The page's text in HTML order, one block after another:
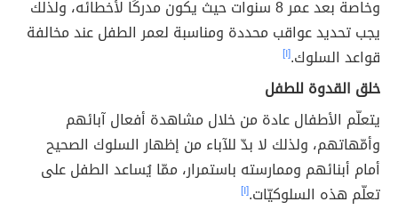
وخاصة بعد عمر 8 سنوات حيث يكون مدركًا لأخطائه، ولذلك
يجب تحديد عواقب محددة ومناسبة لعمر الطفل عند مخالفة
قواعد السلوك.[١]
خلق القدوة للطفل
يتعلّم الأطفال عادة من خلال مشاهدة أفعال آبائهم
وأمّهاتهم، ولذلك لا بدّ للآباء من إظهار السلوك الصحيح
أمام أبنائهم وممارسته باستمرار، ممّا يُساعد الطفل على
تعلّم هذه السلوكيّات.[١]